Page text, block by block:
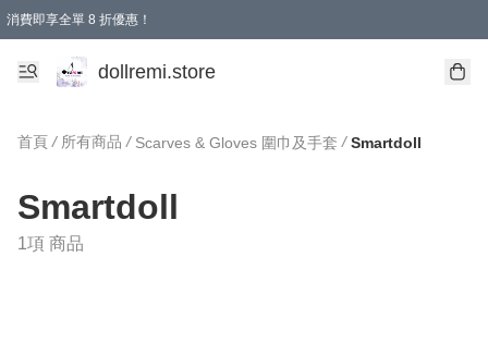
消費即享全單 8 折優惠！
購物滿 HKD 1500.00即享免運費優惠！（適用於 本地送貨、本地取貨、國際送貨 )
dollremi.store
首頁 / 所有商品 / Scarves & Gloves 圍巾及手套 / Smartdoll
Smartdoll
1項 商品